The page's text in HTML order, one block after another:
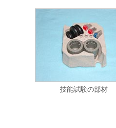
技能試験の部材